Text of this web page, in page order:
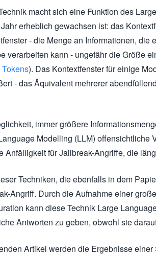
macht sich eine Funktion des
erheblich gewachsen ist: das
- die Menge an Informationen, die
verarbeiten kann - ungefähr die Größe
Tokens). Das Kontextfenster für einige
- das Äquivalent mehrerer
immer größere
Modelling (LLM) offensichtliche
Anfälligkeit für Jailbreak-Angriffe, die
Techniken, die ebenfalls in dem
Angriff. Durch die Aufnahme einer
kann diese Technik Large
Antworten zu geben, obwohl sie
Artikel werden die Ergebnisse